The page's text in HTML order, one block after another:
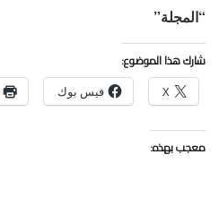
“المجلة”
شارك هذا الموضوع:
X فيس بوك
معجب بهذه: